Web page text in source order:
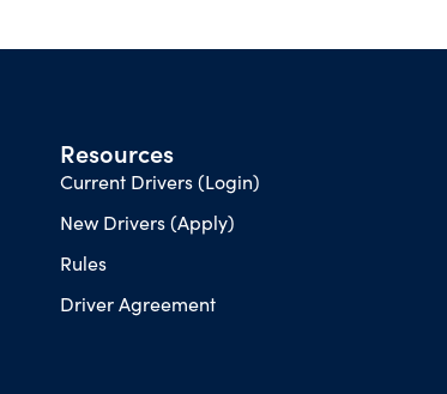
Resources
Current Drivers (Login)
New Drivers (Apply)
Rules
Driver Agreement